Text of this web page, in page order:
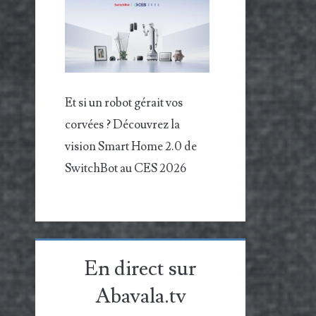
Et si un robot gérait vos
corvées ? Découvrez la
vision Smart Home 2.0 de
SwitchBot au CES 2026
En direct sur
Abavala.tv